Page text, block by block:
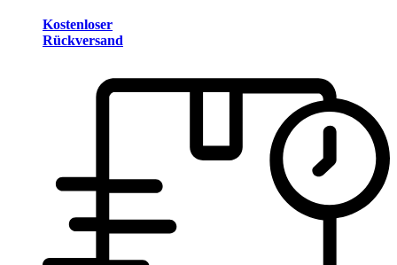
Kostenloser
Rückversand